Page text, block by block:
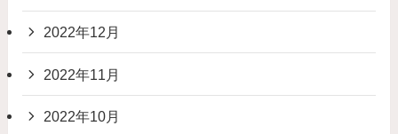
2022年12月
2022年11月
2022年10月